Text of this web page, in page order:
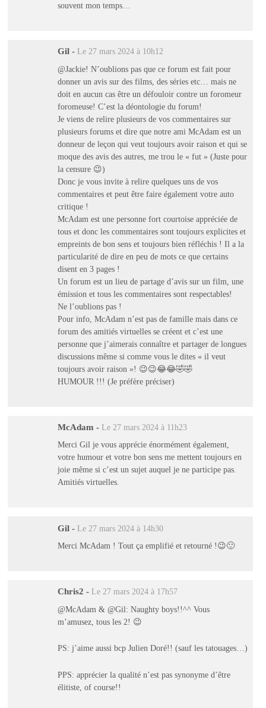
souvent mon temps…
Gil - Le 27 mars 2024 à 10h12
@Jackie! N’oublions pas que ce forum est fait pour
donner un avis sur des films, des séries etc… mais ne
doit en aucun cas être un défouloir contre un foromeur
foromeuse! C’est la déontologie du forum!
Je viens de relire plusieurs de vos commentaires sur
plusieurs forums et dire que notre ami McAdam est un
donneur de leçon qui veut toujours avoir raison et qui se
moque des avis des autres, me trou le « fut » (Juste pour
la censure 😉)
Donc je vous invite à relire quelques uns de vos
commentaires et peut être faire également votre auto
critique !
McAdam est une personne fort courtoise appréciée de
tous et donc les commentaires sont toujours explicites et
empreints de bon sens et toujours bien réfléchis ! Il a la
particularité de dire en peu de mots ce que certains
disent en 3 pages !
Un forum est un lieu de partage d’avis sur un film, une
émission et tous les commentaires sont respectables!
Ne l’oublions pas !
Pour info, McAdam n’est pas de famille mais dans ce
forum des amitiés virtuelles se créent et c’est une
personne que j’aimerais connaître et partager de longues
discussions même si comme vous le dites « il veut
toujours avoir raison »! 😉😉😂😂🤣🤣
HUMOUR !!! (Je préfère préciser)
McAdam - Le 27 mars 2024 à 11h23
Merci Gil je vous apprécie énormément également,
votre humour et votre bon sens me mettent toujours en
joie même si c’est un sujet auquel je ne participe pas.
Amitiés virtuelles.
Gil - Le 27 mars 2024 à 14h30
Merci McAdam ! Tout ça emplifié et retourné !😉🙂
Chris2 - Le 27 mars 2024 à 17h57
@McAdam & @Gil: Naughty boys!!^^ Vous
m’amusez, tous les 2! 😉
PS: j’aime aussi bcp Julien Doré!! (sauf les tatouages…)
PPS: apprécier la qualité n’est pas synonyme d’être
élitiste, of course!!